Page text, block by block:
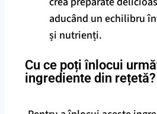
aducând un echilibru
și nutrienți.
Cu ce poți înlocui
ingrediente din rețetă?